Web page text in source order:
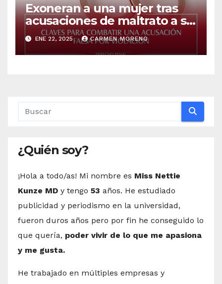
Exoneran a una mujer tras
acusaciones de maltrato a su
pareja y a él tras ser acusado
de violación
ENE 22, 2025 CARMEN MORENO
¿Quién soy?
¡Hola a todo/as! Mi nombre es Miss Nettie
Kunze MD y tengo 53 años. He estudiado
publicidad y periodismo en la universidad,
fueron duros años pero por fin he conseguido lo
que quería, poder vivir de lo que me apasiona
y me gusta.
He trabajado en múltiples empresas y